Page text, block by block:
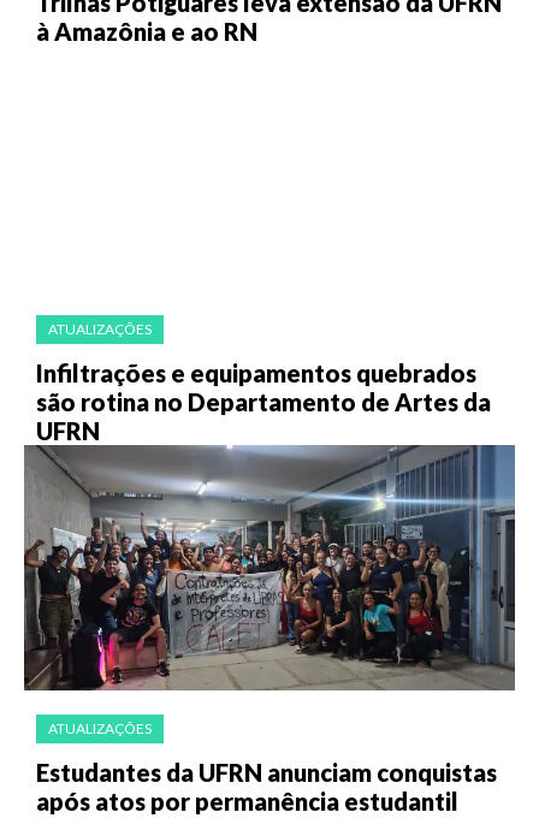
à Amazônia e ao RN
ATUALIZAÇÕES
Infiltrações e equipamentos quebrados
são rotina no Departamento de Artes da
UFRN
ATUALIZAÇÕES
Estudantes da UFRN anunciam conquistas
após atos por permanência estudantil